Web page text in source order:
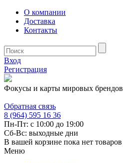
О компании
Доставка
Контакты
Вход
Регистрация
Фокусы и карты мировых брендов
Обратная связь
8 (964) 595 16 36
Пн-Пт: с 10:00 до 19:00
Сб-Вс: выходные дни
В вашей корзине пока нет товаров
Меню